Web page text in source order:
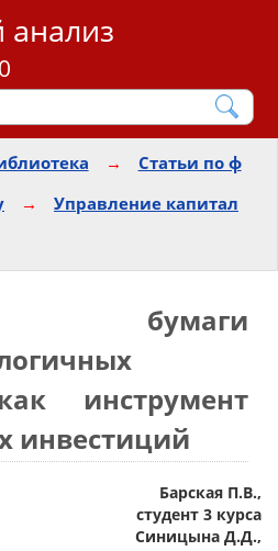
→
Статьи по ф
→
Управление капитал
бумаги
инструмент
инвестиций
Барская П.В.,
студент 3 курса
Синицына Д.Д.,